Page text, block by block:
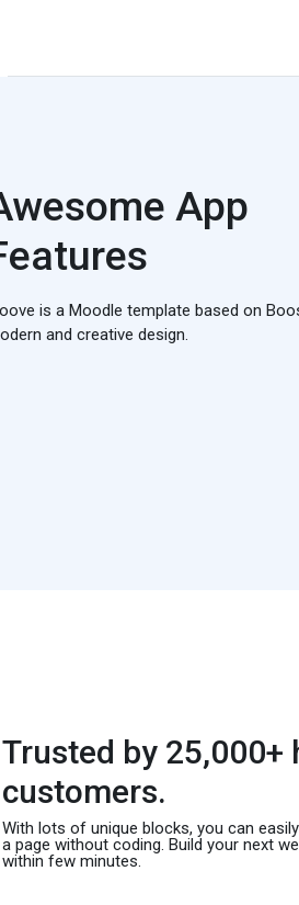
App
is a Moodle template based on
and creative design.
Trusted by 25,000+
customers.
With lots of unique blocks, you can
a page without coding. Build your next
within few minutes.